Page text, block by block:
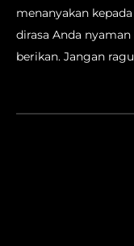
menanyakan
dirasa Anda
berikan. Jangan